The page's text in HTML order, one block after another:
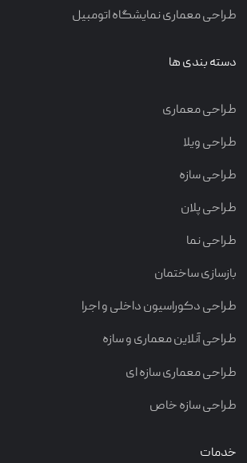
طراحی معماری نمایشگاه اتومبیل
دسته بندی ها
طراحی معماری
طراحی ویلا
طراحی سازه
طراحی پلان
طراحی نما
بازسازی ساختمان
طراحی دکوراسیون داخلی و اجرا
طراحی آنلاین معماری و سازه
طراحی معماری سازه ای
طراحی سازه خاص
خدمات